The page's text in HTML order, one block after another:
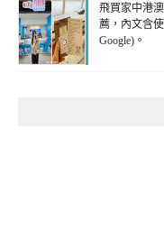
飛買家中港
薦，內文含
Google)。